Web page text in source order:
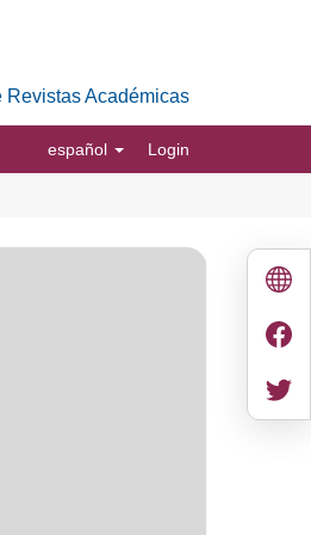
Revistas Académicas
español Login